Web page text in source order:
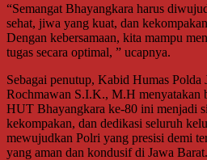
“Semangat Bhayangkara harus
sehat, jiwa yang kuat, dan
Dengan kebersamaan, kita mampu
tugas secara optimal, ” ucapnya.
Sebagai penutup, Kabid Humas Polda
Rochmawan S.I.K., M.H menyatakan
HUT Bhayangkara ke-80 ini menjadi
kekompakan, dan dedikasi seluruh
mewujudkan Polri yang presisi demi
yang aman dan kondusif di Jawa Barat.